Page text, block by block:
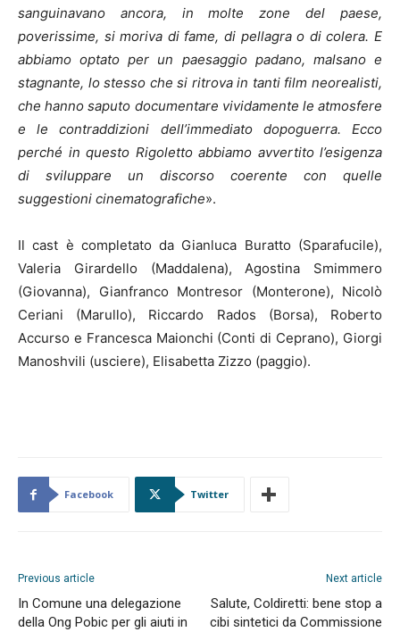
sanguinavano ancora, in molte zone del paese,
poverissime, si moriva di fame, di pellagra o di colera. E
abbiamo optato per un paesaggio padano, malsano e
stagnante, lo stesso che si ritrova in tanti film neorealisti,
che hanno saputo documentare vividamente le atmosfere
e le contraddizioni dell’immediato dopoguerra. Ecco
perché in questo Rigoletto abbiamo avvertito l’esigenza
di sviluppare un discorso coerente con quelle
suggestioni cinematografiche».
Il cast è completato da Gianluca Buratto (Sparafucile),
Valeria Girardello (Maddalena), Agostina Smimmero
(Giovanna), Gianfranco Montresor (Monterone), Nicolò
Ceriani (Marullo), Riccardo Rados (Borsa), Roberto
Accurso e Francesca Maionchi (Conti di Ceprano), Giorgi
Manoshvili (usciere), Elisabetta Zizzo (paggio).
Facebook Twitter
Previous article
In Comune una delegazione
della Ong Pobic per gli aiuti in
Next article
Salute, Coldiretti: bene stop a
cibi sintetici da Commissione